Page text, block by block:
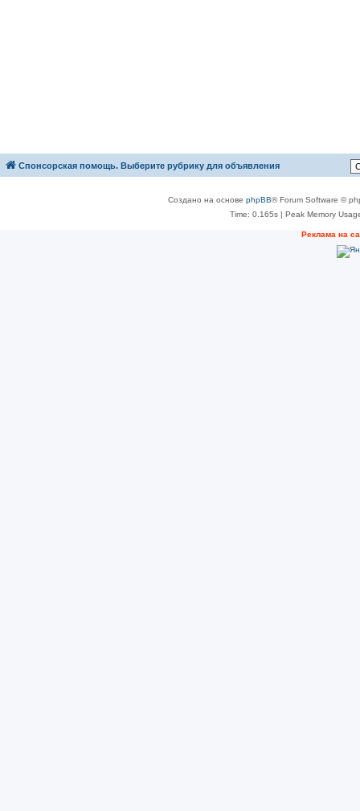
Спонсорская помощь. Выберите рубрику для объявления
Создано на основе phpBB® Forum Software ©
Time: 0.165s| Peak Memory
Реклама на